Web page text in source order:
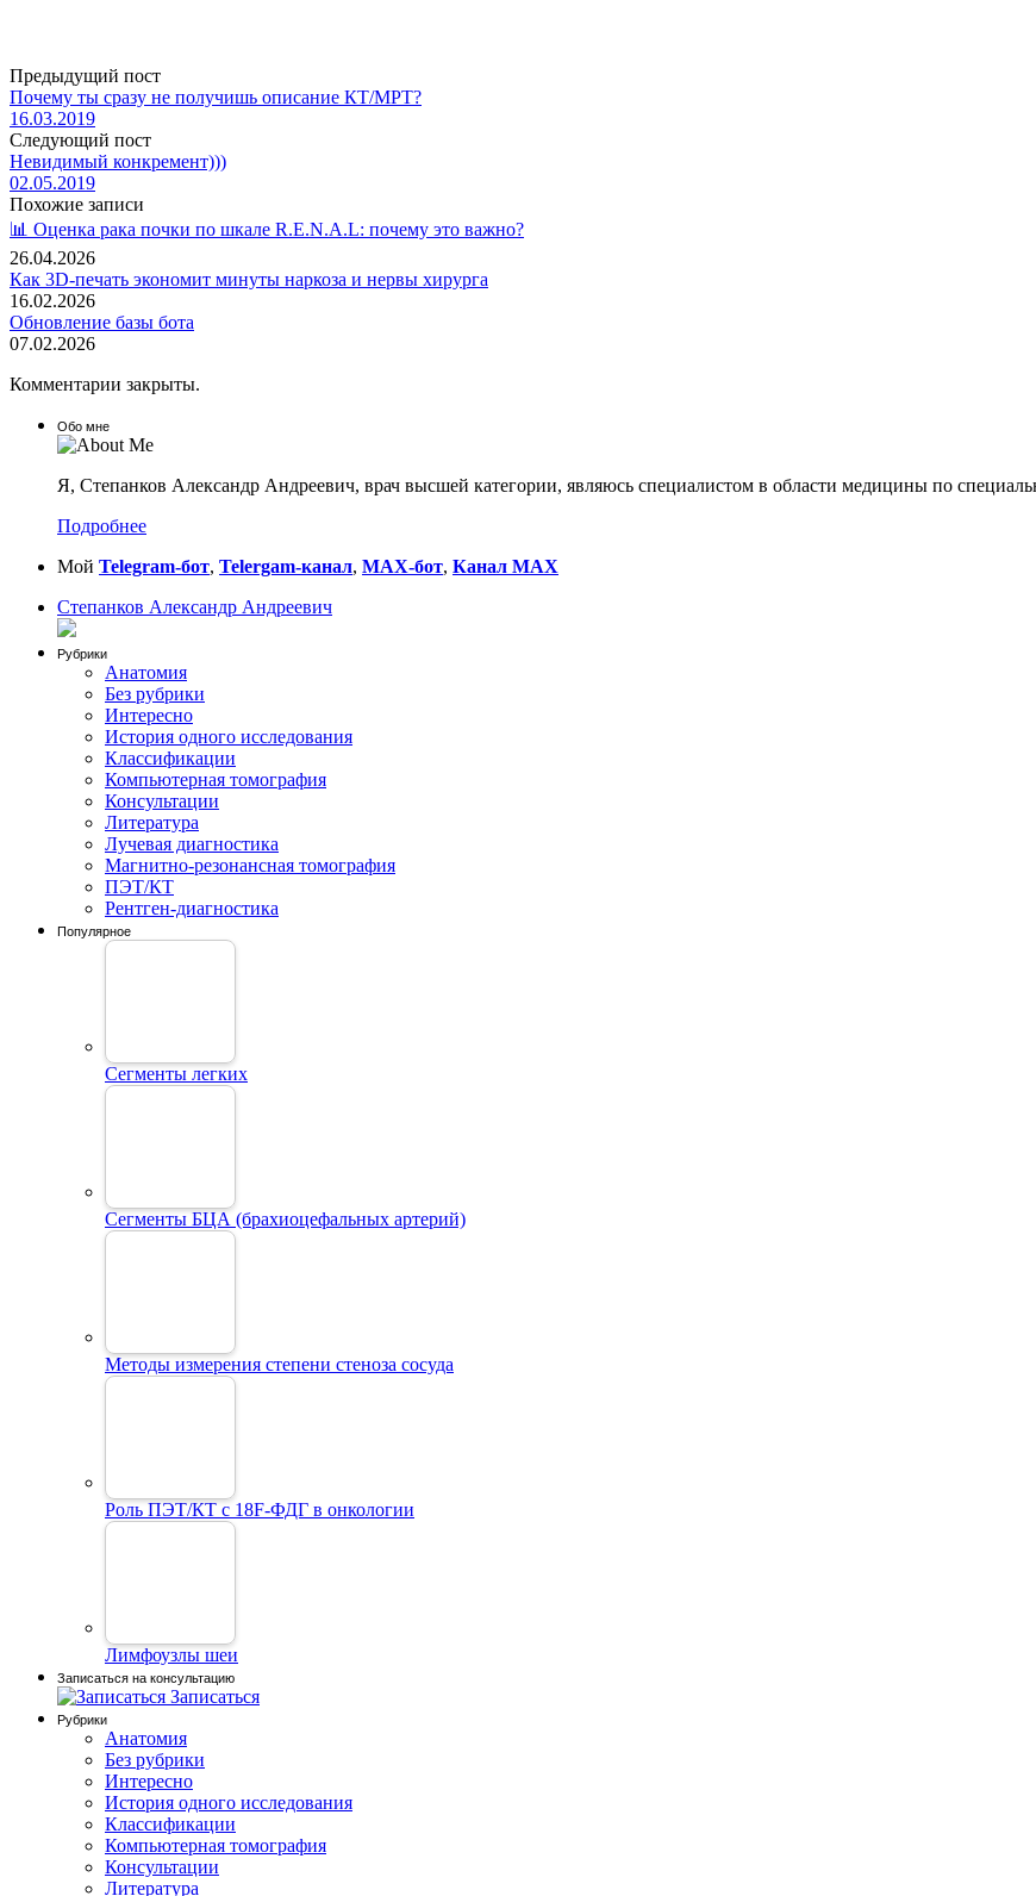
Предыдущий пост
Почему ты сразу не получишь описание КТ/МРТ?
16.03.2019
Следующий пост
Невидимый конкремент)))
02.05.2019
Похожие записи
📊 Оценка рака почки по шкале R.E.N.A.L: почему это важно?
26.04.2026
Как 3D-печать экономит минуты наркоза и нервы хирурга
16.02.2026
Обновление базы бота
07.02.2026
Комментарии закрыты.
Обо мне
Я, Степанков Александр Андреевич, врач высшей категории, являюсь специалистом в области медицины по
Подробнее
Мой Telegram-бот, Telergam-канал, MAX-бот, Канал MAX
Степанков Александр Андреевич
Рубрики
Анатомия
Без рубрики
Интересно
История одного исследования
Классификации
Компьютерная томография
Консультации
Литература
Лучевая диагностика
Магнитно-резонансная томография
ПЭТ/КТ
Рентген-диагностика
Популярное
Сегменты легких
Сегменты БЦА (брахиоцефальных артерий)
Методы измерения степени стеноза сосуда
Роль ПЭТ/КТ с 18F-ФДГ в онкологии
Лимфоузлы шеи
Записаться на консультацию
Записаться
Рубрики
Анатомия
Без рубрики
Интересно
История одного исследования
Классификации
Компьютерная томография
Консультации
Литература